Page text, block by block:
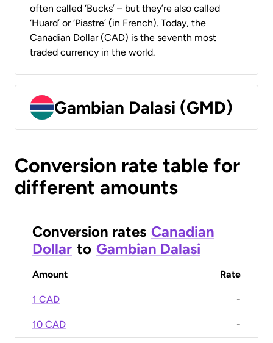
often called ‘Bucks’ – but they’re also called
‘Huard’ or ‘Piastre’ (in French). Today, the
Canadian Dollar (CAD) is the seventh most
traded currency in the world.
Gambian Dalasi (GMD)
Conversion rate table for
different amounts
Conversion rates Canadian
Dollar to Gambian Dalasi
Amount Rate
1 CAD -
10 CAD -